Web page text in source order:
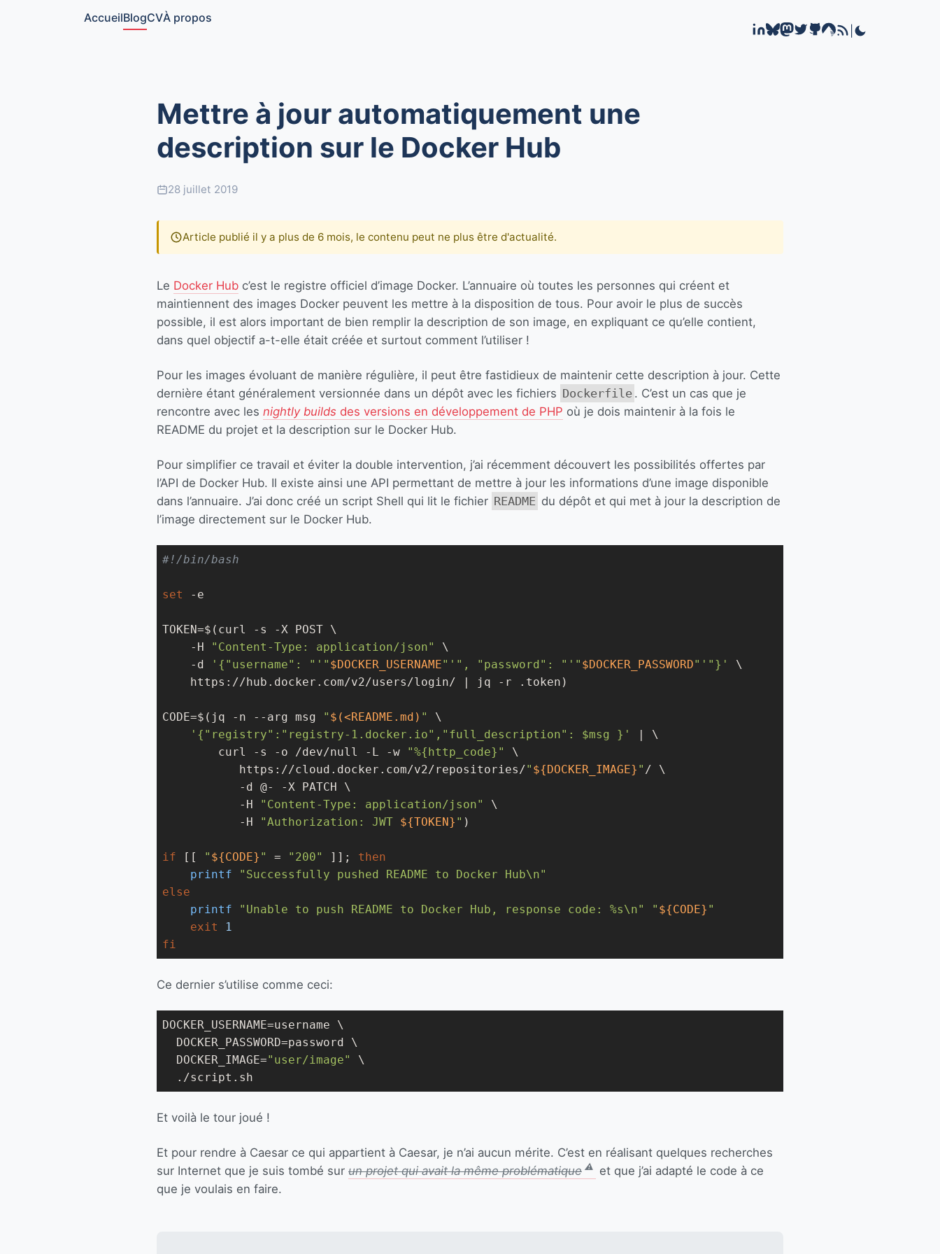
AccueilBlogCVÀ propos
Mettre à jour automatiquement une
description sur le Docker Hub
28 juillet 2019
Article publié il y a plus de 6 mois, le contenu peut ne plus être d'actualité.
Le Docker Hub c’est le registre officiel d’image Docker. L’annuaire où toutes les personnes qui créent et
maintiennent des images Docker peuvent les mettre à la disposition de tous. Pour avoir le plus de succès
possible, il est alors important de bien remplir la description de son image, en expliquant ce qu’elle contient,
dans quel objectif a-t-elle était créée et surtout comment l’utiliser !
Pour les images évoluant de manière régulière, il peut être fastidieux de maintenir cette description à jour. Cette
dernière étant généralement versionnée dans un dépôt avec les fichiers Dockerfile . C’est un cas que je
rencontre avec les nightly builds des versions en développement de PHP où je dois maintenir à la fois le
README du projet et la description sur le Docker Hub.
Pour simplifier ce travail et éviter la double intervention, j’ai récemment découvert les possibilités offertes par
l’API de Docker Hub. Il existe ainsi une API permettant de mettre à jour les informations d’une image disponible
dans l’annuaire. J’ai donc créé un script Shell qui lit le fichier README du dépôt et qui met à jour la description de
l’image directement sur le Docker Hub.
set -e
TOKEN=$(curl -s
-X POST \
    -H
"Content-Type: application/json"
\
-d
'{"username": "' " $DOCKER_USERNAME" '", "password": "' " $DOCKER_PASSWORD" '"}'
\
    https://hub.docker.com/v2/users/login/ | jq -r .token)
CODE=$(jq -n --arg msg " $(<README.md) "
\
'{"registry":"registry-1.docker.io","full_description": $msg }'
| \
        curl
-s -o /dev/null -L -w "%{http_code}"
\
           https://cloud.docker.com/v2/repositories/
" ${DOCKER_IMAGE} " / \
-d @- -X PATCH \
           -H
"Content-Type: application/json"
\
           -H
"Authorization: JWT ${TOKEN} " )
if [[ " ${CODE} " = "200" ]]; then
printf
"Successfully pushed README to Docker Hub\n"
else
printf
"Unable to push README to Docker Hub, response code: %s\n" " ${CODE} "
exit
1
fi
Ce dernier s’utilise comme ceci:
DOCKER_USERNAME=username \
  DOCKER_PASSWORD=password \
  DOCKER_IMAGE=
"user/image"
\
  ./script.sh
Et voilà le tour joué !
Et pour rendre à Caesar ce qui appartient à Caesar, je n’ai aucun mérite. C’est en réalisant quelques recherches
sur Internet que je suis tombé sur un projet qui avait la même problématique
et que j’ai adapté le code à ce
que je voulais en faire.